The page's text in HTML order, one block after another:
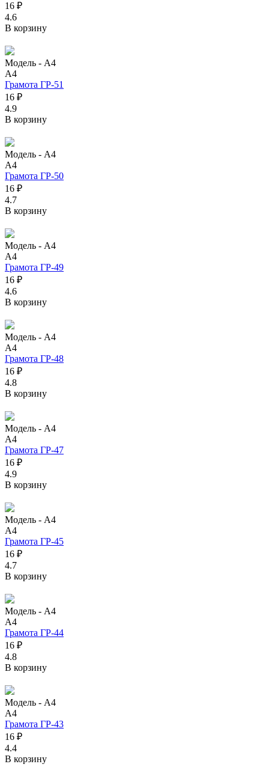
16 ₽
4.6
В корзину
Модель - А4
А4
Грамота ГР-51
16 ₽
4.9
В корзину
Модель - А4
А4
Грамота ГР-50
16 ₽
4.7
В корзину
Модель - А4
А4
Грамота ГР-49
16 ₽
4.6
В корзину
Модель - А4
А4
Грамота ГР-48
16 ₽
4.8
В корзину
Модель - А4
А4
Грамота ГР-47
16 ₽
4.9
В корзину
Модель - А4
А4
Грамота ГР-45
16 ₽
4.7
В корзину
Модель - А4
А4
Грамота ГР-44
16 ₽
4.8
В корзину
Модель - А4
А4
Грамота ГР-43
16 ₽
4.4
В корзину